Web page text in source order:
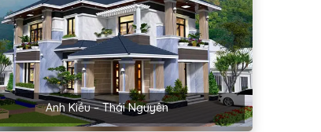
Anh Kiều – Thái Nguyên